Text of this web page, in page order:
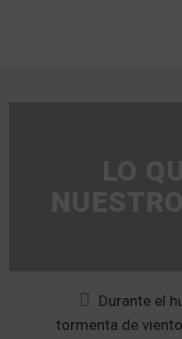
Durante el
tormenta de